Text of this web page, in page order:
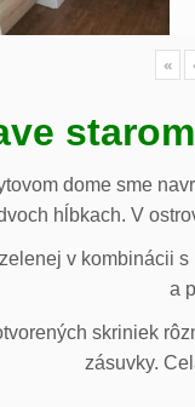
«
dome sme
hĺbkach. V
v kombinácii
a
skriniek
zásuvky.